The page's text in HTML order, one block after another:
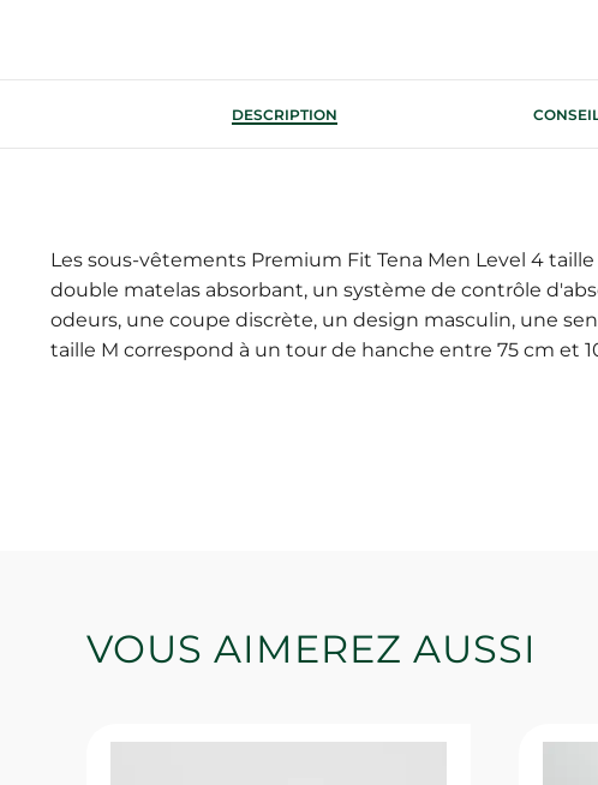
DESCRIPTION
Les sous-vêtements Premium Fit Tena Men Level 4
double matelas absorbant, un système de contrôle
odeurs, une coupe discrète, un design masculin, une
taille M correspond à un tour de hanche entre 75 cm et
VOUS AIMEREZ AUSSI